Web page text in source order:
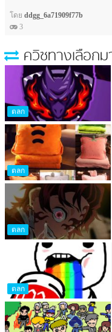
โดยddgg_6a71909f77b
3
ควิซทางเลือกม
ตลก
ตลก
ตลก
ตลก